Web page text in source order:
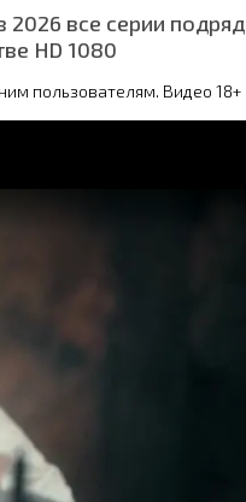
2026 все серии подряд
HD 1080
пользователям. Видео 18+